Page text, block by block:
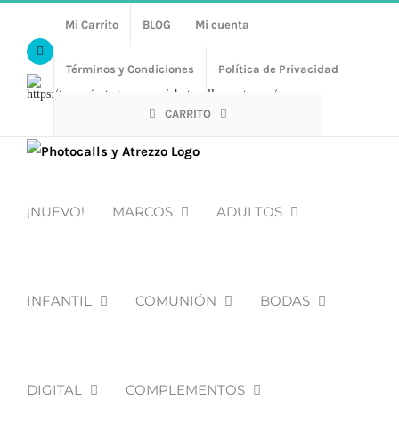
contenidoFacebook
Https://www.instagram.com/photocalls_y_atrezzo/
Mi Carrito BLOG Mi cuenta
Términos y Condiciones Política de Privacidad
CARRITO
¡NUEVO! MARCOS ADULTOS
INFANTIL COMUNIÓN BODAS
DIGITAL COMPLEMENTOS